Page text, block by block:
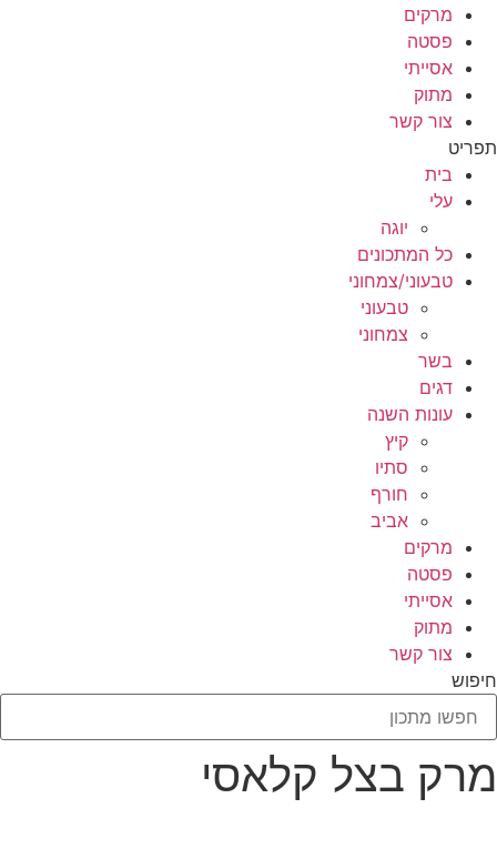
מרקים
פסטה
אסייתי
מתוק
צור קשר
תפריט
בית
עלי
יוגה
כל המתכונים
טבעוני/צמחוני
טבעוני
צמחוני
בשר
דגים
עונות השנה
קיץ
סתיו
חורף
אביב
מרקים
פסטה
אסייתי
מתוק
צור קשר
חיפוש
מרק בצל קלאסי